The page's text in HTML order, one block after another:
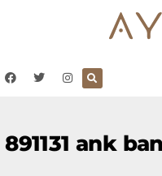
891131 ank